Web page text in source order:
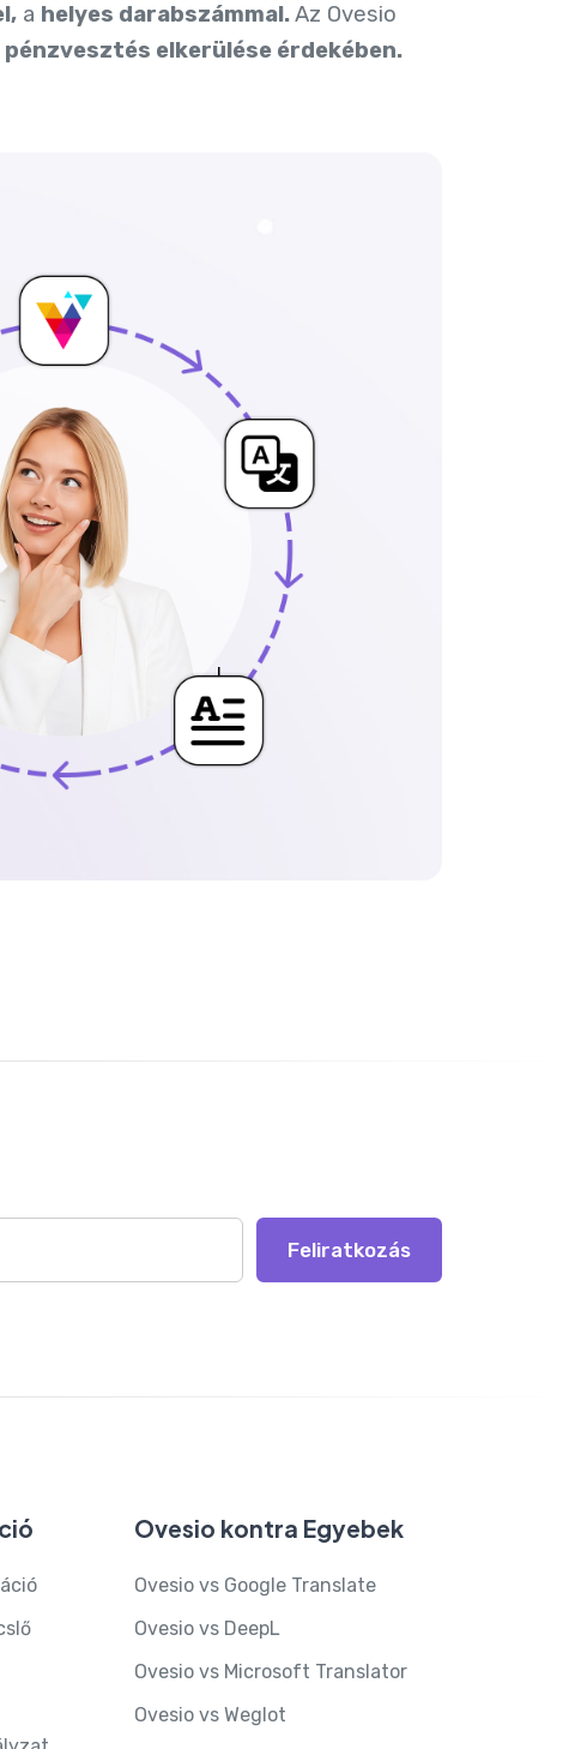
a helyes darabszámmal.Az Ovesio
pénzvesztés elkerülése érdekében.
Feliratkozás
Ovesio kontra Egyebek
Ovesio vs Google Translate
Ovesio vs DeepL
Ovesio vs Microsoft Translator
Ovesio vs Weglot